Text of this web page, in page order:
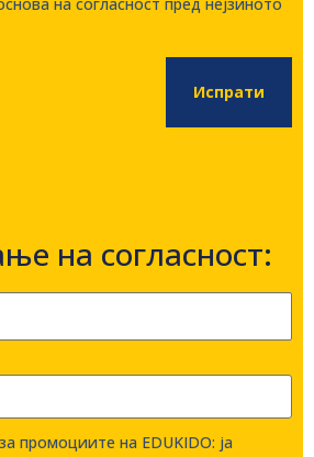
Испрати
на согласност:
промоциите на EDUKIDO: ја